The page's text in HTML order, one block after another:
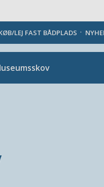
LEJ FAST BÅDPLADS